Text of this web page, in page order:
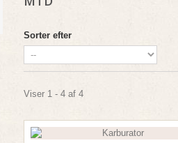
Sorter efter
Viser 1 - 4 af 4